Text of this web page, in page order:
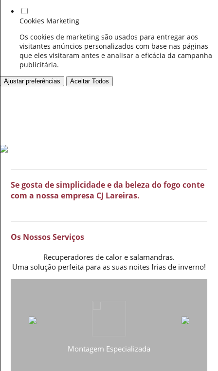
Cookies Marketing
Os cookies de marketing são usados para entregar aos
visitantes anúncios personalizados com base nas páginas
que eles visitaram antes e analisar a eficácia da campanha
publicitária.
Ajustar preferências Aceitar Todos
Se gosta de simplicidade e da beleza do fogo conte
com a nossa empresa CJ Lareiras.
Os Nossos Serviços
Recuperadores de calor e salamandras.
Uma solução perfeita para as suas noites frias de inverno!
Montagem Especializada